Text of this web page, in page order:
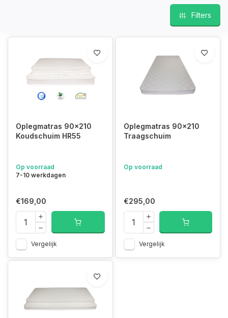
Filters
Oplegmatras 90x210
Koudschuim HR55
Op voorraad
7-10 werkdagen
€169,00
Vergelijk
Oplegmatras 90x210
Traagschuim
Op voorraad
€295,00
Vergelijk